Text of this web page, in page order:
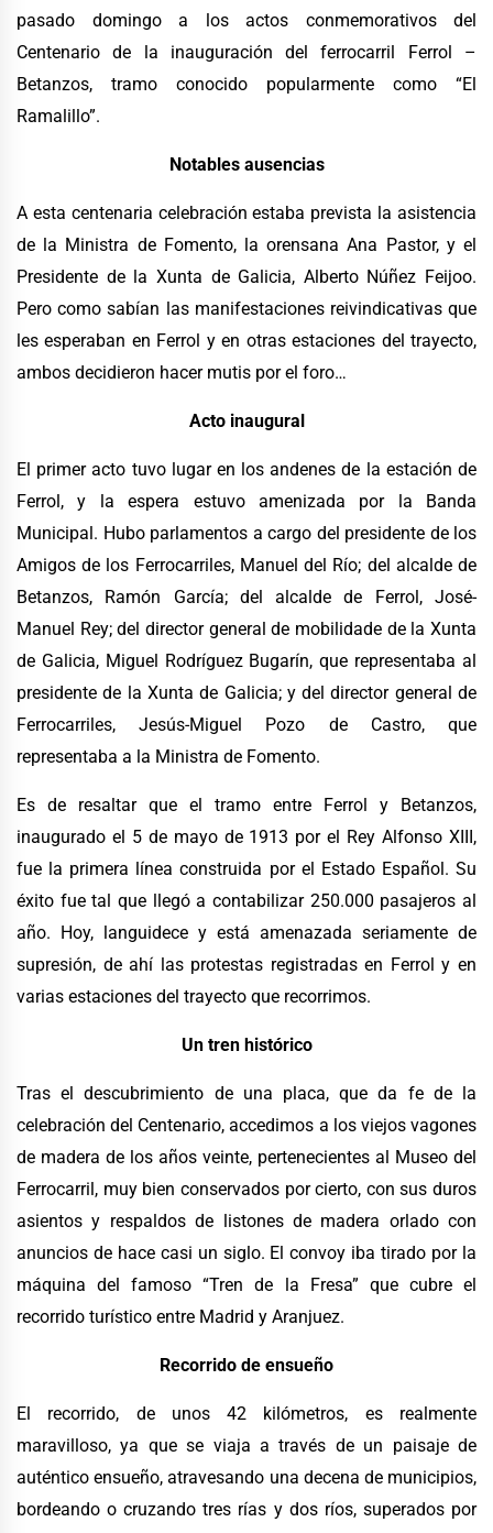
pasado domingo a los actos conmemorativos del
Centenario de la inauguración del ferrocarril Ferrol –
Betanzos, tramo conocido popularmente como “El
Ramalillo”.
Notables ausencias
A esta centenaria celebración estaba prevista la asistencia
de la Ministra de Fomento, la orensana Ana Pastor, y el
Presidente de la Xunta de Galicia, Alberto Núñez Feijoo.
Pero como sabían las manifestaciones reivindicativas que
les esperaban en Ferrol y en otras estaciones del trayecto,
ambos decidieron hacer mutis por el foro…
Acto inaugural
El primer acto tuvo lugar en los andenes de la estación de
Ferrol, y la espera estuvo amenizada por la Banda
Municipal. Hubo parlamentos a cargo del presidente de los
Amigos de los Ferrocarriles, Manuel del Río; del alcalde de
Betanzos, Ramón García; del alcalde de Ferrol, José-
Manuel Rey; del director general de mobilidade de la Xunta
de Galicia, Miguel Rodríguez Bugarín, que representaba al
presidente de la Xunta de Galicia; y del director general de
Ferrocarriles, Jesús-Miguel Pozo de Castro, que
representaba a la Ministra de Fomento.
Es de resaltar que el tramo entre Ferrol y Betanzos,
inaugurado el 5 de mayo de 1913 por el Rey Alfonso XIII,
fue la primera línea construida por el Estado Español. Su
éxito fue tal que llegó a contabilizar 250.000 pasajeros al
año. Hoy, languidece y está amenazada seriamente de
supresión, de ahí las protestas registradas en Ferrol y en
varias estaciones del trayecto que recorrimos.
Un tren histórico
Tras el descubrimiento de una placa, que da fe de la
celebración del Centenario, accedimos a los viejos vagones
de madera de los años veinte, pertenecientes al Museo del
Ferrocarril, muy bien conservados por cierto, con sus duros
asientos y respaldos de listones de madera orlado con
anuncios de hace casi un siglo. El convoy iba tirado por la
máquina del famoso “Tren de la Fresa” que cubre el
recorrido turístico entre Madrid y Aranjuez.
Recorrido de ensueño
El recorrido, de unos 42 kilómetros, es realmente
maravilloso, ya que se viaja a través de un paisaje de
auténtico ensueño, atravesando una decena de municipios,
bordeando o cruzando tres rías y dos ríos, superados por